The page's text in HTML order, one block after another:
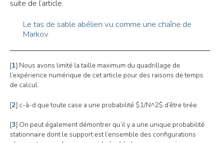
suite de l’article.
Le tas de sable abélien vu comme une chaîne de
Markov
[1] Nous avons limité la taille maximum du quadrillage de
l’expérience numérique de cet article pour des raisons de temps
de calcul.
[2] c-à-d que toute case a une probabilité $1/N^2$ d’être tirée.
[3] On peut également démontrer qu’il y a une unique probabilité
stationnaire dont le support est l’ensemble des configurations